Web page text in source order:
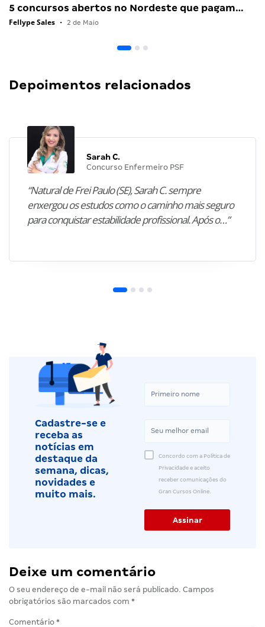
5 concursos abertos no Nordeste que pagam…
Fellype Sales • 2 de Maio
Depoimentos relacionados
Sarah C.
Concurso Enfermeiro PSF
“Natural de Frei Paulo (SE), Sarah C. sempre
enxergou os estudos como o caminho mais seguro
para conquistar estabilidade profissional. Após o…”
Cadastre-se e
receba as
notícias em
destaque da
semana, dicas,
novidades e
muito mais.
Concordo com a Política de
Privacidade e aceito
receber comunicações do
Gran Cursos Online.
Deixe um comentário
O seu endereço de e-mail não será publicado. Campos
obrigatórios são marcados com *
Comentário *